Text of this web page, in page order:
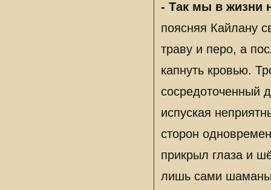
- Так мы в жизни
поясняя Кайлану
траву и перо, а
капнуть кровью.
сосредоточенный
испуская
сторон
прикрыл глаза и
лишь сами